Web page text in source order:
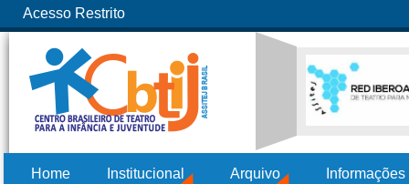
Acesso Restrito
Home Institucional Arquivo